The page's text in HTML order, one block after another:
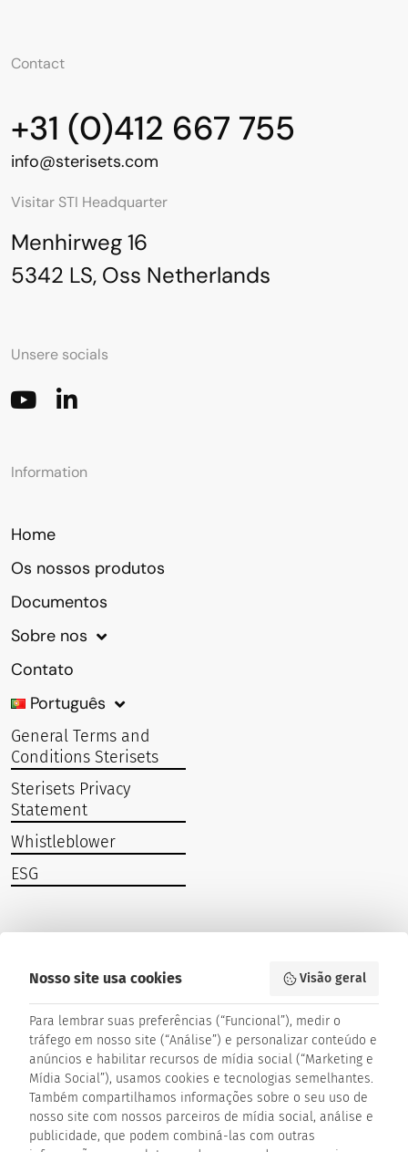
Subscribe to our newsletter:
Company
Contact
+31 (0)412 667 755
info@sterisets.com
Visitar STI Headquarter
Menhirweg 16
5342 LS, Oss Netherlands
Unsere socials
Information
Home
Os nossos produtos
Documentos
Sobre nos
Contato
Português
General Terms and
Conditions Sterisets
Sterisets Privacy
Statement
Whistleblower
ESG
Nosso site usa cookies Visão geral
Para lembrar suas preferências (“Funcional”), medir o
tráfego em nosso site (“Análise”) e personalizar conteúdo e
anúncios e habilitar recursos de mídia social (“Marketing e
Mídia Social”), usamos cookies e tecnologias semelhantes.
Também compartilhamos informações sobre o seu uso de
nosso site com nossos parceiros de mídia social, análise e
publicidade, que podem combiná-las com outras